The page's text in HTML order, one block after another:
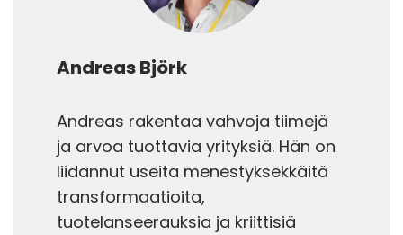
Andreas Björk
Andreas rakentaa vahvoja tiimejä
ja arvoa tuottavia yrityksiä. Hän on
liidannut useita menestyksekkäitä
transformaatioita,
tuotelanseerauksia ja kriittisiä